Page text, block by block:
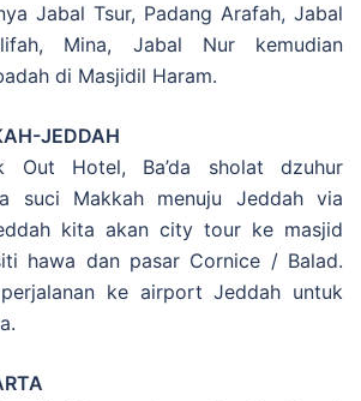
Jabal Tsur, Padang Arafah, Jabal
Mina, Jabal Nur kemudian
di Masjidil Haram.
JEDDAH
Out Hotel, Ba’da sholat dzuhur
suci Makkah menuju Jeddah via
kita akan city tour ke masjid
hawa dan pasar Cornice / Balad.
ke airport Jeddah untuk